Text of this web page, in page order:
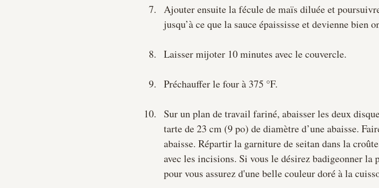
Ajouter ensuite la fécule de maïs diluée et
jusqu’à ce que la sauce épaississe et devienne bien
Laisser mijoter 10 minutes avec le couvercle.
Préchauffer le four à 375 °F.
Sur un plan de travail fariné, abaisser les deux
tarte de 23 cm (9 po) de diamètre d’une abaisse.
abaisse. Répartir la garniture de seitan dans la
avec les incisions. Si vous le désirez badigeonner la
pour vous assurez d'une belle couleur doré à la